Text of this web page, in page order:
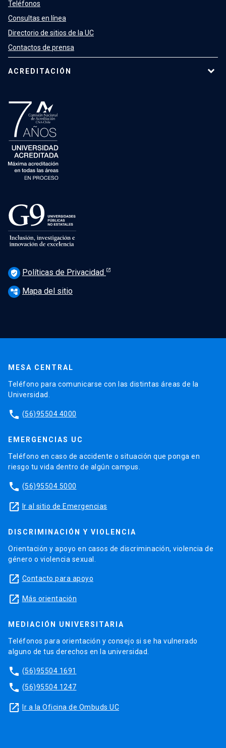
Teléfonos
Consultas en línea
Directorio de sitios de la UC
Contactos de prensa
ACREDITACIÓN
verified_user Políticas de Privacidad
account_tree Mapa del sitio
MESA CENTRAL
Teléfono para comunicarse con las distintas áreas de la
Universidad.
phone (56)95504 4000
EMERGENCIAS UC
Teléfono en caso de accidente o situación que ponga en
riesgo tu vida dentro de algún campus.
phone (56)95504 5000
launch Ir al sitio de Emergencias
DISCRIMINACIÓN Y VIOLENCIA
Orientación y apoyo en casos de discriminación, violencia de
género o violencia sexual.
launch Contacto para apoyo
launch Más orientación
MEDIACIÓN UNIVERSITARIA
Teléfonos para orientación y consejo si se ha vulnerado
alguno de tus derechos en la universidad.
phone (56)95504 1691
phone (56)95504 1247
launch Ir a la Oficina de Ombuds UC